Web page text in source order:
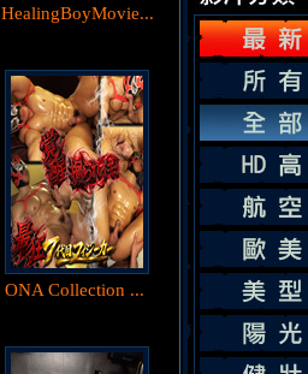
HealingBoyMovie...
ONA Collection ...